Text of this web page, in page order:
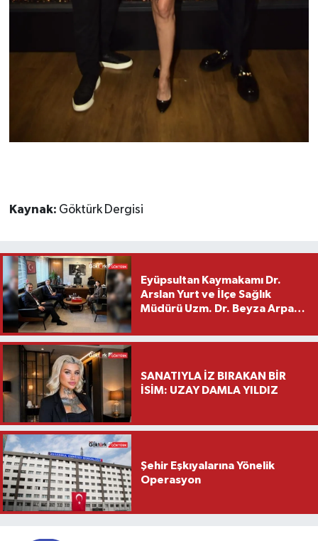
Kaynak: Göktürk Dergisi
Eyüpsultan Kaymakamı Dr.
Arslan Yurt ve İlçe Sağlık
Müdürü Uzm. Dr. Beyza Arpacı
Ziyareti
SANATIYLA İZ BIRAKAN BİR
İSİM: UZAY DAMLA YILDIZ
Şehir Eşkıyalarına Yönelik
Operasyon